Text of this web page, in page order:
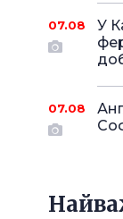
07.08
У
07.08